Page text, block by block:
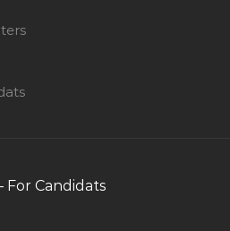
For Candidats